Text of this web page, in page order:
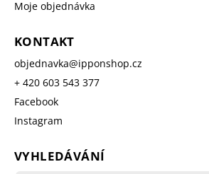
Moje objednávka
KONTAKT
objednavka@ipponshop.cz
+ 420 603 543 377
Facebook
Instagram
VYHLEDÁVÁNÍ